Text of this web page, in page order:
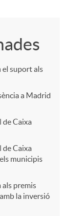
el suport als
a Madrid
Caixa
Caixa
municipis
als premis
la inversió